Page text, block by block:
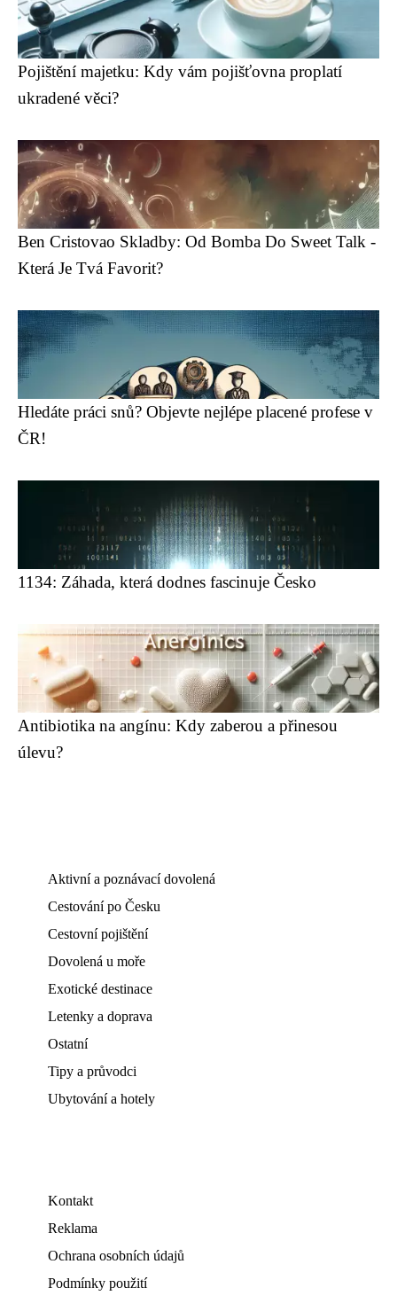
Pojištění majetku: Kdy vám pojišťovna proplatí
ukradené věci?
Ben Cristovao Skladby: Od Bomba Do Sweet Talk -
Která Je Tvá Favorit?
Hledáte práci snů? Objevte nejlépe placené profese v
ČR!
1134: Záhada, která dodnes fascinuje Česko
Antibiotika na angínu: Kdy zaberou a přinesou
úlevu?
Aktivní a poznávací dovolená
Cestování po Česku
Cestovní pojištění
Dovolená u moře
Exotické destinace
Letenky a doprava
Ostatní
Tipy a průvodci
Ubytování a hotely
Kontakt
Reklama
Ochrana osobních údajů
Podmínky použití